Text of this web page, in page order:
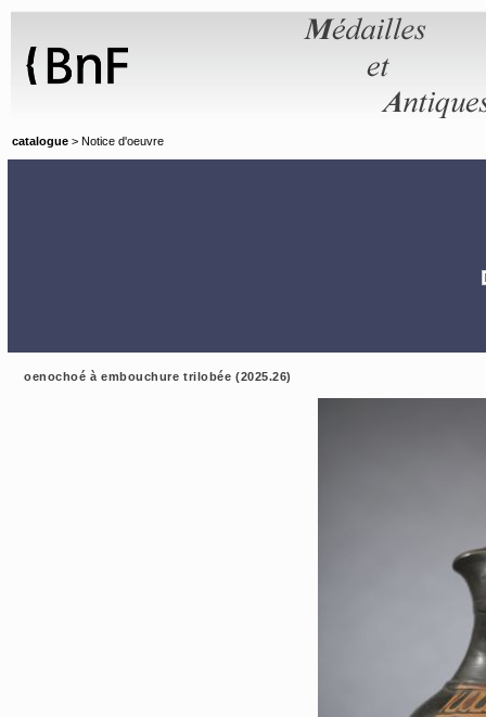
catalogue > Notice d'oeuvre
oenochoé à embouchure trilobée (2025.26)